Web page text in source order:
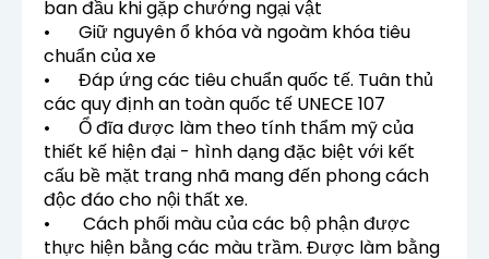
ban đầu khi gặp chướng ngại vật
•
Giữ nguyên ổ khóa và ngoàm khóa tiêu
chuẩn của xe
•
Đáp ứng các tiêu chuẩn quốc tế. Tuân thủ
các quy định an toàn quốc tế UNECE 107
•
Ổ đĩa được làm theo tính thẩm mỹ của
thiết kế hiện đại - hình dạng đặc biệt với kết
cấu bề mặt trang nhã mang đến phong cách
độc đáo cho nội thất xe.
•
Cách phối màu của các bộ phận được
thực hiện bằng các màu trầm. Được làm bằng